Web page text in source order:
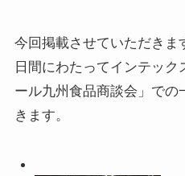
今回掲載させていただきま
日間にわたってインテッ
ール九州食品商談会」で
きます。